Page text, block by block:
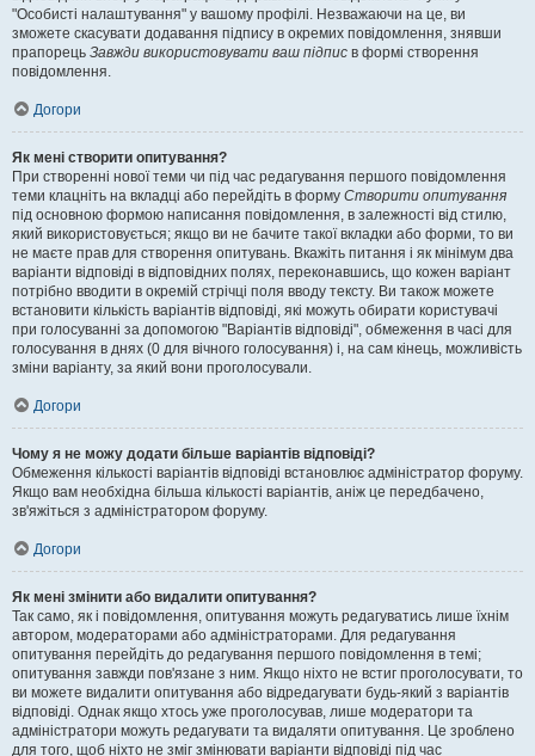
"Особисті налаштування" у вашому профілі. Незважаючи на це, ви
зможете скасувати додавання підпису в окремих повідомлення, знявши
прапорець Завжди використовувати ваш підпис в формі створення
повідомлення.
Догори
Як мені створити опитування?
При створенні нової теми чи під час редагування першого повідомлення
теми клацніть на вкладці або перейдіть в форму Створити опитування
під основною формою написання повідомлення, в залежності від стилю,
який використовується; якщо ви не бачите такої вкладки або форми, то ви
не маєте прав для створення опитувань. Вкажіть питання і як мінімум два
варіанти відповіді в відповідних полях, переконавшись, що кожен варіант
потрібно вводити в окремій стрічці поля вводу тексту. Ви також можете
встановити кількість варіантів відповіді, які можуть обирати користувачі
при голосуванні за допомогою "Варіантів відповіді", обмеження в часі для
голосування в днях (0 для вічного голосування) і, на сам кінець, можливість
зміни варіанту, за який вони проголосували.
Догори
Чому я не можу додати більше варіантів відповіді?
Обмеження кількості варіантів відповіді встановлює адміністратор форуму.
Якщо вам необхідна більша кількості варіантів, аніж це передбачено,
зв'яжіться з адміністратором форуму.
Догори
Як мені змінити або видалити опитування?
Так само, як і повідомлення, опитування можуть редагуватись лише їхнім
автором, модераторами або адміністраторами. Для редагування
опитування перейдіть до редагування першого повідомлення в темі;
опитування завжди пов'язане з ним. Якщо ніхто не встиг проголосувати, то
ви можете видалити опитування або відредагувати будь-який з варіантів
відповіді. Однак якщо хтось уже проголосував, лише модератори та
адміністратори можуть редагувати та видаляти опитування. Це зроблено
для того, щоб ніхто не зміг змінювати варіанти відповіді під час